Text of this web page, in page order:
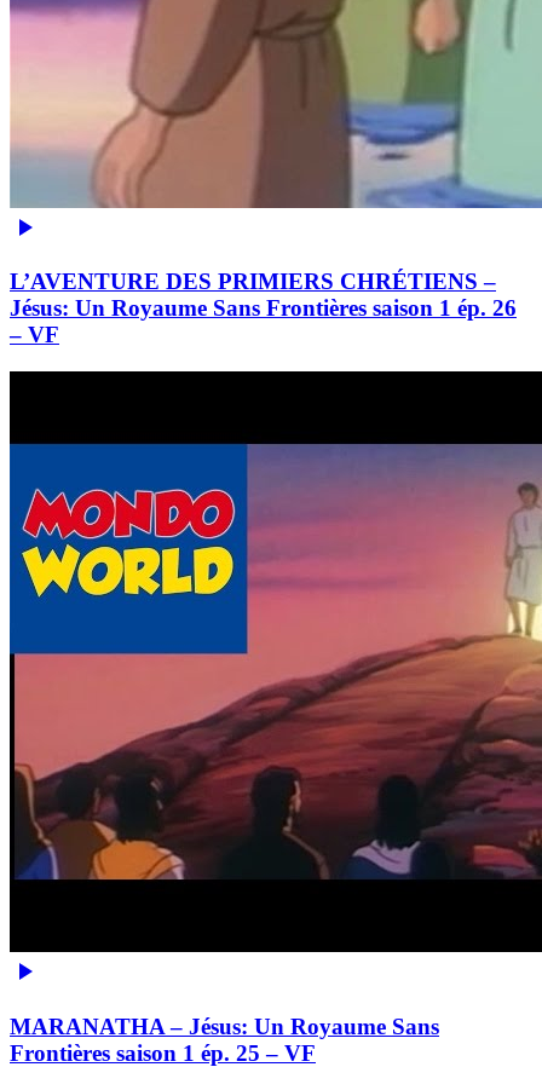
L’AVENTURE DES PRIMIERS CHRÉTIENS –
Jésus: Un Royaume Sans Frontières saison 1 ép. 26
– VF
MARANATHA – Jésus: Un Royaume Sans
Frontières saison 1 ép. 25 – VF